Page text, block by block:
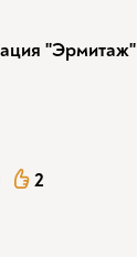
"Эрмитаж"
2